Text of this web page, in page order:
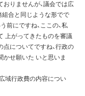
りませんが、議会では広
組合と同じような形でで
前にですね、ここの、私
上がってきたものを審議
についてですね、行政の
かせ願いた いと思いま
域行政費の内容につい